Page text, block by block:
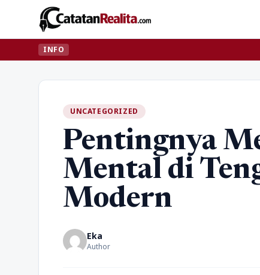
INFO
UNCATEGORIZED
Pentingnya
Mental di
Modern
Eka
Author